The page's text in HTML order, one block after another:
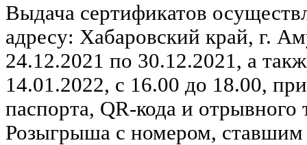
Выдача сертификатов
адресу: Хабаровский край, г.
24.12.2021 по 30.12.2021, а
14.01.2022, с 16.00 до 18.00,
паспорта, QR-кода и отрывного
Розыгрыша с номером, ставшим